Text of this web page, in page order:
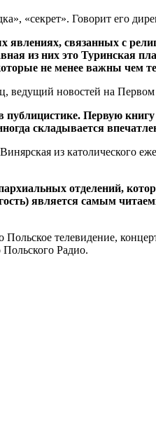
«секрет». Говорит его
связанных с
из них это Туринская
не менее важны чем
новостей на Первом
Первую
складывается
из католического
отделений,
является самым
телевидение,
Радио.